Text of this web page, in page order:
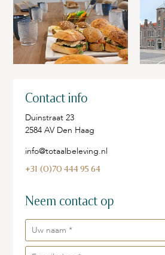
Contact info
Duinstraat 23
2584 AV Den Haag
info@totaalbeleving.nl
+31 (0)70 444 95 64
Neem contact op